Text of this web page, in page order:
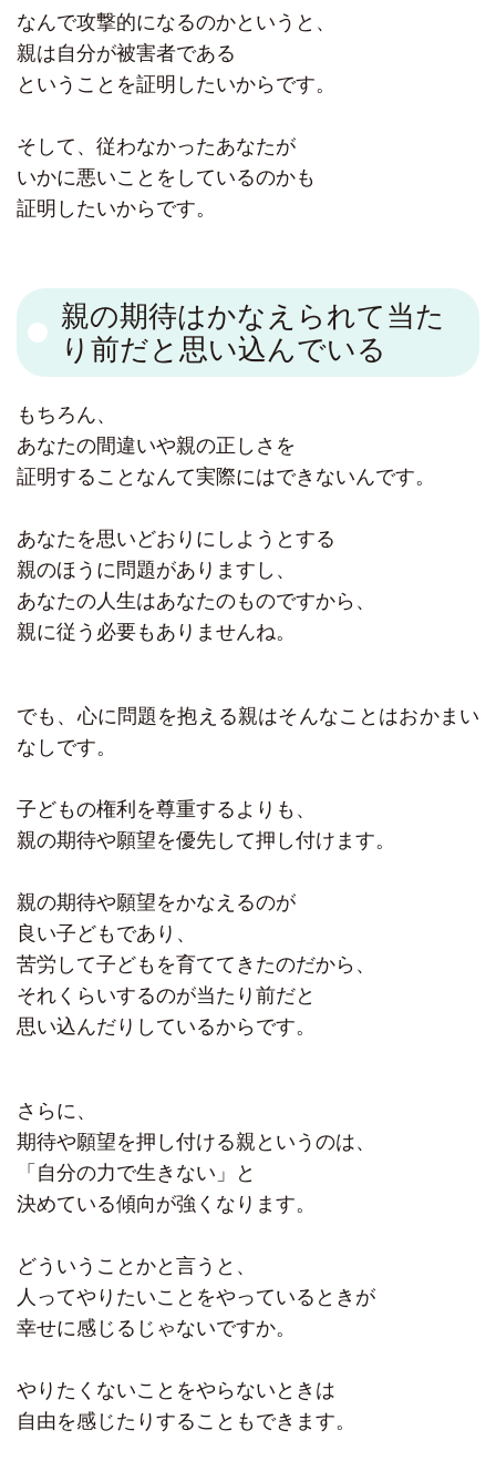
なんで攻撃的になるのかというと、
親は自分が被害者である
ということを証明したいからです。
そして、従わなかったあなたが
いかに悪いことをしているのかも
証明したいからです。
親の期待はかなえられて当た
り前だと思い込んでいる
もちろん、
あなたの間違いや親の正しさを
証明することなんて実際にはできないんです。
あなたを思いどおりにしようとする
親のほうに問題がありますし、
あなたの人生はあなたのものですから、
親に従う必要もありませんね。
でも、心に問題を抱える親はそんなことはおかまい
なしです。
子どもの権利を尊重するよりも、
親の期待や願望を優先して押し付けます。
親の期待や願望をかなえるのが
良い子どもであり、
苦労して子どもを育ててきたのだから、
それくらいするのが当たり前だと
思い込んだりしているからです。
さらに、
期待や願望を押し付ける親というのは、
「自分の力で生きない」と
決めている傾向が強くなります。
どういうことかと言うと、
人ってやりたいことをやっているときが
幸せに感じるじゃないですか。
やりたくないことをやらないときは
自由を感じたりすることもできます。